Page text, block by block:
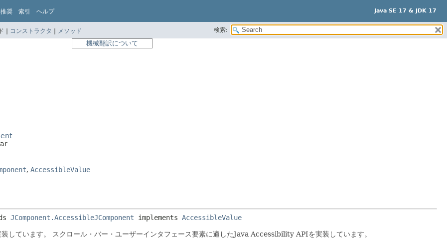
Java SE 17 & JDK 17
奨 索引 ヘルプ
| コンストラクタ | メソッド 検索:
機械翻訳について
, AccessibleValue
JComponent.AccessibleJComponent implements AccessibleValue
しています。 スクロール・バー・ユーザーインタフェース要素に適したJava Accessibility APIを実装しています。